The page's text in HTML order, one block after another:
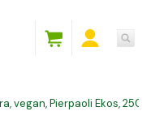
vegan, Pierpaoli Ekos, 250